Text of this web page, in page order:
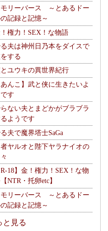
モリーバース ～とあるドー
記録と記憶～
権力！SEX！な物語
夫は神州日乃本をダイスで
する
ユウキの異世界紀行
あんこ】武と侠に生きたいよ
す
ない夫とまどかがブラブラ
ようです
夫で魔界塔士SaGa
ヤルオと陛下ヤラナイオの
R-18】金！権力！SEX！な物
NTR・托卵etc】
モリーバース ～とあるドー
記録と記憶～
と見る